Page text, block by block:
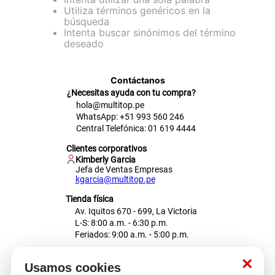
×
Usamos cookies
Utiliza términos genéricos en la
búsqueda
Intenta buscar sinónimos del término
deseado
Contáctanos
¿Necesitas ayuda con tu compra?
hola@multitop.pe
WhatsApp: +51 993 560 246
Central Telefónica: 01 619 4444
Clientes corporativos
Kimberly Garcia
Jefa de Ventas Empresas
kgarcia@multitop.pe
Tienda física
Av. Iquitos 670 - 699, La Victoria
L-S: 8:00 a.m. - 6:30 p.m.
Feriados: 9:00 a.m. - 5:00 p.m.